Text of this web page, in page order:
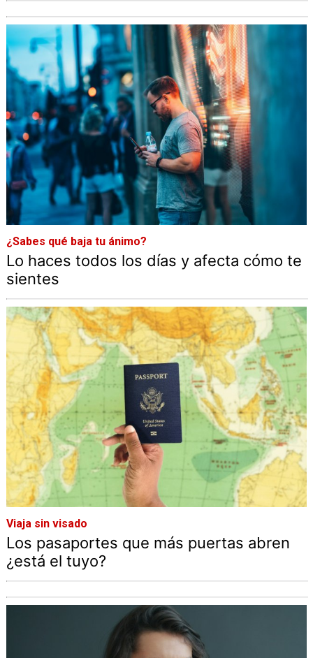
¿Sabes qué baja tu ánimo?
Lo haces todos los días y afecta cómo te
sientes
Viaja sin visado
Los pasaportes que más puertas abren
¿está el tuyo?